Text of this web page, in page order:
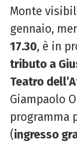
Monte
gennaio,
17.30, è in
tributo a
Teatro
Giampaolo
programma
(ingresso